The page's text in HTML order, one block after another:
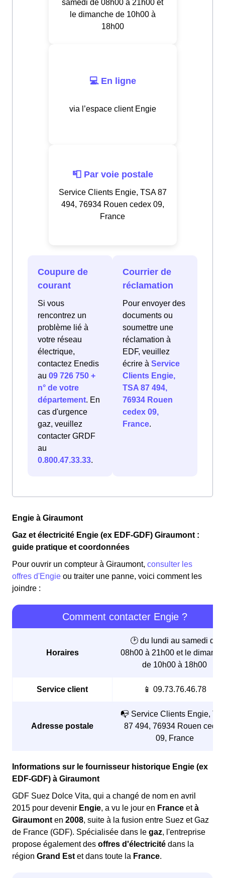
samedi de 08h00 à 21h00 et
le dimanche de 10h00 à
18h00
💻 En ligne
via l’espace client Engie
📮 Par voie postale
Service Clients Engie, TSA 87
494, 76934 Rouen cedex 09,
France
Coupure de
courant
Si vous
rencontrez un
problème lié à
votre réseau
électrique,
contactez Enedis
au 09 726 750 +
n° de votre
département. En
cas d'urgence
gaz, veuillez
contacter GRDF
au
0.800.47.33.33.
Courrier de
réclamation
Pour envoyer des
documents ou
soumettre une
réclamation à
EDF, veuillez
écrire à Service
Clients Engie,
TSA 87 494,
76934 Rouen
cedex 09,
France.
Engie à Giraumont
Gaz et électricité Engie (ex EDF-GDF) Giraumont :
guide pratique et coordonnées
Pour ouvrir un compteur à Giraumont, consulter les
offres d'Engie ou traiter une panne, voici comment les
joindre :
Comment contacter Engie ?
Horaires
🕑 du lundi au samedi de
08h00 à 21h00 et le
de 10h00 à 18h00
Service client 📱 09.73.76.46.78
Adresse postale
📭 Service Clients Engie,
87 494, 76934 Rouen cedex
09, France
Informations sur le fournisseur historique Engie (ex
EDF-GDF) à Giraumont
GDF Suez Dolce Vita, qui a changé de nom en avril
2015 pour devenir Engie, a vu le jour en France età
Giraumont en 2008, suite à la fusion entre Suez et Gaz
de France (GDF). Spécialisée dans le gaz, l'entreprise
propose également des offres d'électricité dans la
région Grand Est et dans toute la France.